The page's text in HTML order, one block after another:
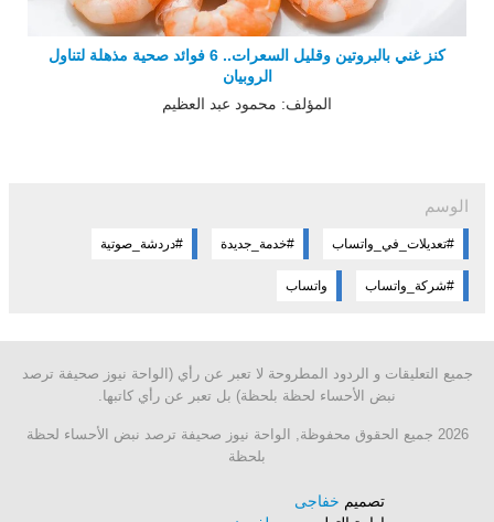
كنز غني بالبروتين وقليل السعرات.. 6 فوائد صحية مذهلة لتناول
الروبيان
المؤلف: محمود عبد العظيم
الوسم
#تعديلات_في_واتساب #خدمة_جديدة #دردشة_صوتية
#شركة_واتساب واتساب
جميع التعليقات و الردود المطروحة لا تعبر عن رأي (الواحة نيوز صحيفة ترصد
نبض الأحساء لحظة بلحظة) بل تعبر عن رأي كاتبها.
2026 جميع الحقوق محفوظة, الواحة نيوز صحيفة ترصد نبض الأحساء لحظة
بلحظة
تصميم خفاجى